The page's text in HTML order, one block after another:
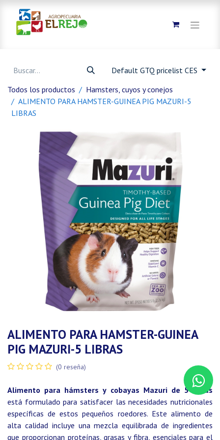
Default GTQ pricelist CES
Todos los productos
Hamsters, cuyos y conejos
ALIMENTO PARA HAMSTER-GUINEA PIG MAZURI-5
LIBRAS
ALIMENTO PARA HAMSTER-GUINEA
PIG MAZURI-5 LIBRAS
(0 reseña)
Alimento para hámsters y cobayas Mazuri de 5 libras
está formulado para satisfacer las necesidades nutricionales
específicas de estos pequeños roedores. Este alimento de
alta calidad incluye una mezcla equilibrada de ingredientes
que proporcionan proteínas, grasas y fibra, esenciales para el